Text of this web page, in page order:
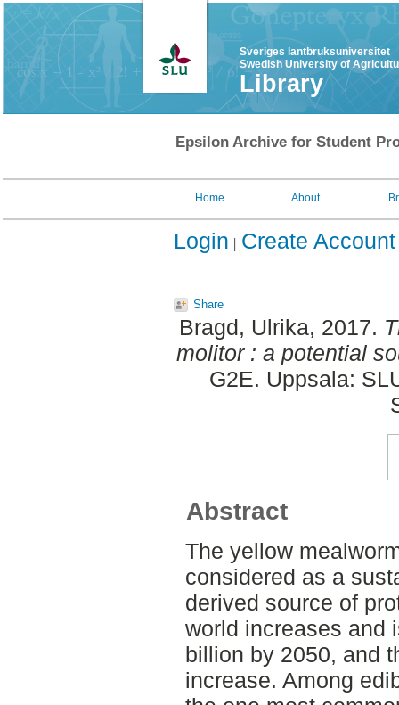
Sveriges lantbruksuniversitet
Swedish University of
Library
Epsilon Archive for Student
Home About
Login Create Account
Share
Bragd, Ulrika, 2017.
molitor : a potential
G2E. Uppsala:
Abstract
The yellow
considered as a
derived source of
world increases and
billion by 2050, and
increase. Among